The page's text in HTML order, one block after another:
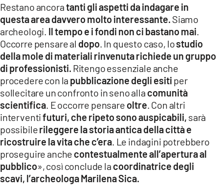
Restano ancoratanti gli aspetti da indagare in
questa area davvero molto interessante. Siamo
archeologi. Il tempo e i fondi non ci bastano mai.
Occorre pensare al dopo. In questo caso, lostudio
della mole di materiali rinvenuta richiede un gruppo
di professionisti. Ritengo essenziale anche
procedere con la pubblicazione degli esiti per
sollecitare un confronto in seno alla comunità
scientifica. E occorre pensare oltre. Con altri
interventifuturi, che ripeto sono auspicabili, sarà
possibilerileggere la storia antica della città e
ricostruire la vita che c’era. Le indagini potrebbero
proseguire anche contestualmente all’apertura al
pubblico», così conclude la coordinatrice degli
scavi, l’archeologa Marilena Sica.